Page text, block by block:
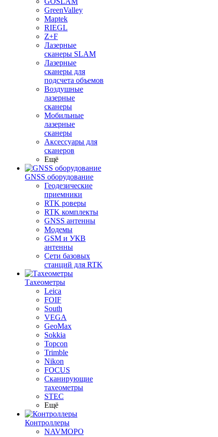
GreenValley
Maptek
RIEGL
Z+F
Лазерные
сканеры SLAM
Лазерные
сканеры для
подсчета объемов
Воздушные
лазерные
сканеры
Мобильные
лазерные
сканеры
Аксессуары для
сканеров
Ещё
GNSS оборудование
Геодезические
приемники
RTK роверы
RTK комплекты
GNSS антенны
Модемы
GSM и УКВ
антенны
Сети базовых
станций для RTK
Тахеометры
Leica
FOIF
South
VEGA
GeoMax
Sokkia
Topcon
Trimble
Nikon
FOCUS
Сканирующие
тахеометры
STEC
Ещё
Контроллеры
NAVMOPO